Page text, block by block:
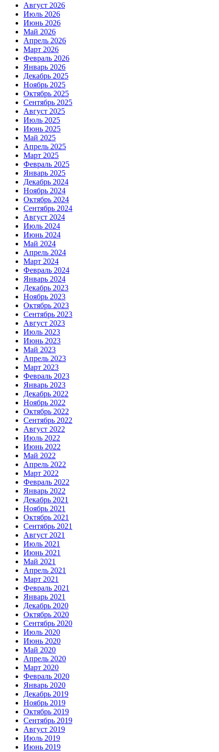
Август 2026
Июль 2026
Июнь 2026
Май 2026
Апрель 2026
Март 2026
Февраль 2026
Январь 2026
Декабрь 2025
Ноябрь 2025
Октябрь 2025
Сентябрь 2025
Август 2025
Июль 2025
Июнь 2025
Май 2025
Апрель 2025
Март 2025
Февраль 2025
Январь 2025
Декабрь 2024
Ноябрь 2024
Октябрь 2024
Сентябрь 2024
Август 2024
Июль 2024
Июнь 2024
Май 2024
Апрель 2024
Март 2024
Февраль 2024
Январь 2024
Декабрь 2023
Ноябрь 2023
Октябрь 2023
Сентябрь 2023
Август 2023
Июль 2023
Июнь 2023
Май 2023
Апрель 2023
Март 2023
Февраль 2023
Январь 2023
Декабрь 2022
Ноябрь 2022
Октябрь 2022
Сентябрь 2022
Август 2022
Июль 2022
Июнь 2022
Май 2022
Апрель 2022
Март 2022
Февраль 2022
Январь 2022
Декабрь 2021
Ноябрь 2021
Октябрь 2021
Сентябрь 2021
Август 2021
Июль 2021
Июнь 2021
Май 2021
Апрель 2021
Март 2021
Февраль 2021
Январь 2021
Декабрь 2020
Октябрь 2020
Сентябрь 2020
Июль 2020
Июнь 2020
Май 2020
Апрель 2020
Март 2020
Февраль 2020
Январь 2020
Декабрь 2019
Ноябрь 2019
Октябрь 2019
Сентябрь 2019
Август 2019
Июль 2019
Июнь 2019